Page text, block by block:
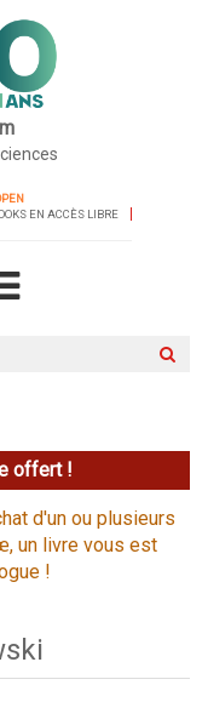
EN ACCÈS LIBRE
offert !
d'un ou plusieurs
un livre vous est
!